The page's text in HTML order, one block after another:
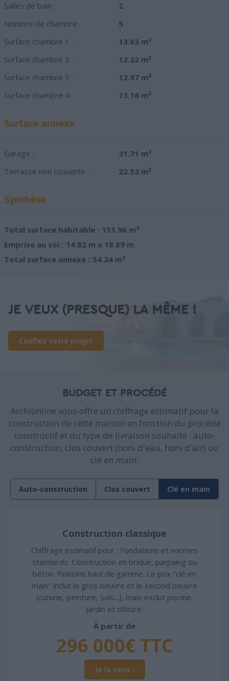
Salles de bain :
2
Nombre de chambre :
5
Surface chambre 1 :
13.63 m²
Surface chambre 2 :
12.22 m²
Surface chambre 3 :
12.97 m²
Surface chambre 4 :
13.16 m²
Surface annexe
Garage :
31.71 m²
Terrasse non couverte :
22.53 m²
Synthèse
Total surface habitable : 151.96 m²
Emprise au sol : 14.82 m x 18.89 m
Total surface annexe : 54.24 m²
JE VEUX (PRESQUE) LA MÊME !
Confiez votre projet
BUDGET ET PROCÉDÉ
Archionline vous offre un chiffrage estimatif pour la
construction de cette maison en fonction du procédé
constructif et du type de livraison souhaité : auto-
construction, clos couvert (hors d'eau, hors d'air) ou
clé en main.
Auto-construction Clos couvert Clé en main
Construction classique
Chiffrage estimatif pour : Fondations et normes
standards. Construction en brique, parpaing ou
béton. Finitions haut de gamme. Le prix "clé en
main" inclut le gros oeuvre et le second oeuvre
(cuisine, peinture, sols...), mais exclut piscine,
jardin et clôture.
À partir de
296 000€ TTC
Je la veux !